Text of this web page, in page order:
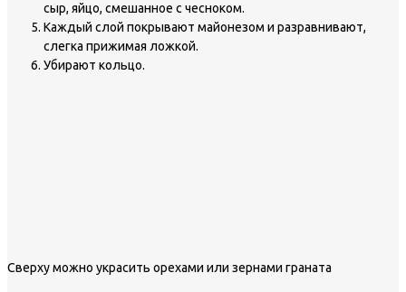
сыр, яйцо, смешанное с чесноком.
Каждый слой покрывают майонезом и разравнивают,
слегка прижимая ложкой.
Убирают кольцо.
Сверху можно украсить орехами или зернами граната